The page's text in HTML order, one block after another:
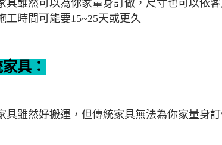
具雖然可以為你家量身訂做，尺寸也可以依
工時間可能要15~25天或更久
具：
具雖然好搬運，但傳統家具無法為你家量身